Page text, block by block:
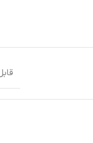
امکان استفاده در هر
دارید.
است.